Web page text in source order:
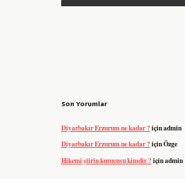
Son Yorumlar
Diyarbakır Erzurum ne kadar ?içinadmin
Diyarbakır Erzurum ne kadar ?içinÖzge
Hikemi şiirin kurucusu kimdir ?içinadmin